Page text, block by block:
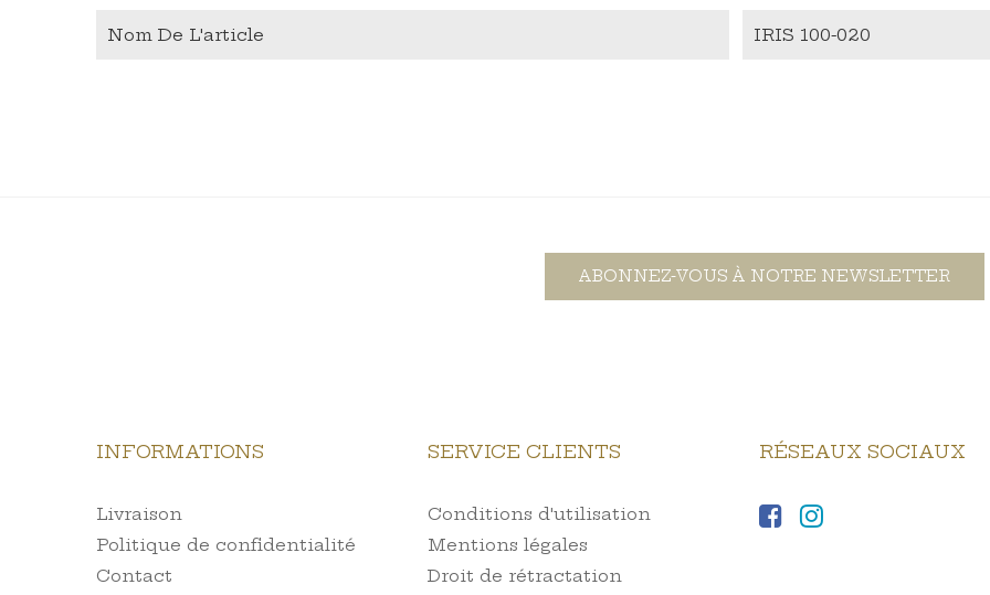
Nom De L'article IRIS 100-020
ABONNEZ-VOUS À NOTRE NEWSLETTER
INFORMATIONS
Livraison
Politique de confidentialité
Contact
SERVICE CLIENTS
Conditions d'utilisation
Mentions légales
Droit de rétractation
RÉSEAUX SOCIAUX